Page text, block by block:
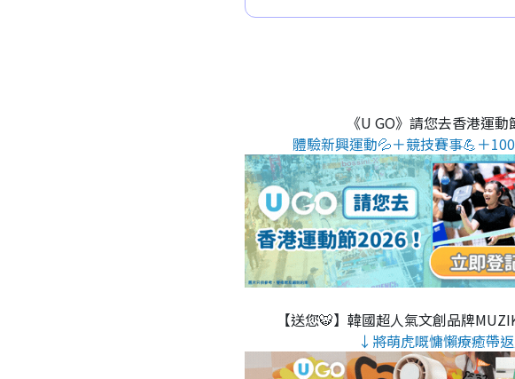
《U GO》請您去香港運動
體驗新興運動💦＋競技賽事💪＋
【送您🐯】韓國超人氣文創品牌
↓將萌虎嘅慵懶療癒帶